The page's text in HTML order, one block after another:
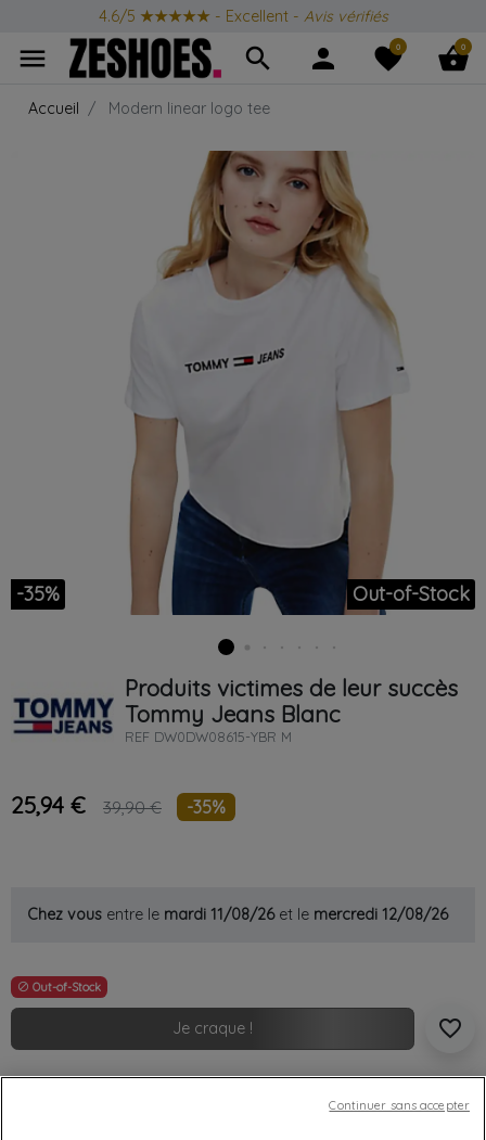
4.6/5 ★★★★★ - Excellent - Avis vérifiés
menu search person favorite
0 shopping_basket
0
Accueil Modern linear logo tee
-35% Out-of-Stock
Produits victimes de leur succès
Tommy Jeans Blanc
REF DW0DW08615-YBR M
25,94 € 39,90 € -35%
Chez vous entre le mardi 11/08/26et le mercredi 12/08/26
 Out-of-Stock
Je craque ! favorite_border
Continuer sans accepter